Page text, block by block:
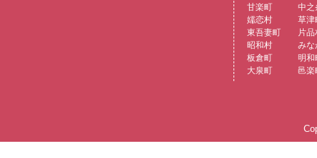
甘楽町
中之
嬬恋村
草津
東吾妻町
片品
昭和村
みな
板倉町
明和
大泉町
邑楽